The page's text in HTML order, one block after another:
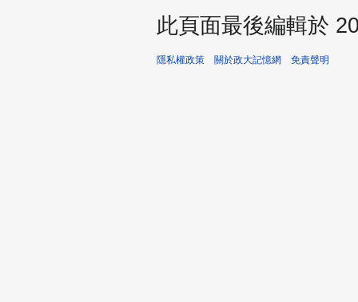
此頁面最後編輯於
隱私權政策 關於政大記憶網 免責聲明